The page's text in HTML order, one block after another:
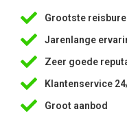
Grootste
Jarenlange
Zeer goede
Klantenservice
Groot aanbod